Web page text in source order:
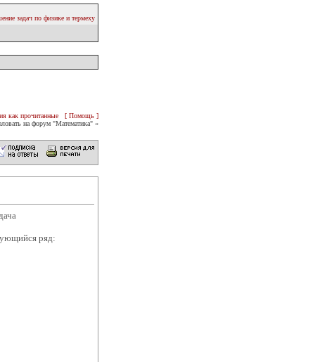
задач по физике и термеху
как прочитанные
[ Помощь ]
на форум "Математика" «
ряд: